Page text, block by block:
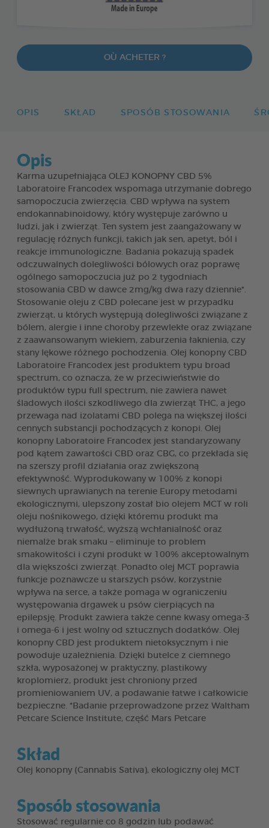
OÙ ACHETER ?
OPIS SKŁAD SPOSÓB STOSOWANIA
Opis
Karma uzupełniająca OLEJ KONOPNY CBD 5%
Laboratoire Francodex wspomaga utrzymanie dobrego
samopoczucia zwierzęcia. CBD wpływa na system
endokannabinoidowy, który występuje zarówno u
ludzi, jak i zwierząt. Ten system jest zaangażowany w
regulację różnych funkcji, takich jak sen, apetyt, ból i
reakcje immunologiczne. Badania pokazują spadek
odczuwalnych dolegliwości bólowych oraz poprawę
ogólnego samopoczucia już po 2 tygodniach
stosowania CBD w dawce 2mg/kg dwa razy dziennie*.
Stosowanie oleju z CBD polecane jest w przypadku
zwierząt, u których występują dolegliwości związane z
bólem, alergie i inne choroby przewlekłe oraz związane
z zaawansowanym wiekiem, zaburzenia łaknienia, czy
stany lękowe różnego pochodzenia. Olej konopny CBD
Laboratoire Francodex jest produktem typu broad
spectrum, co oznacza, że w przeciwieństwie do
produktów typu full spectrum, nie zawiera nawet
śladowych ilości szkodliwego dla zwierząt THC, a jego
przewaga nad izolatami CBD polega na większej ilości
cennych substancji pochodzących z konopi. Olej
konopny Laboratoire Francodex jest standaryzowany
pod kątem zawartości CBD oraz CBG, co przekłada się
na szerszy profil działania oraz zwiększoną
efektywność. Wyprodukowany w 100% z konopi
siewnych uprawianych na terenie Europy metodami
ekologicznymi, ulepszony został bio olejem MCT w roli
oleju nośnikowego, dzięki któremu produkt ma
wydłużoną trwałość, wyższą wchłanialność oraz
niemalże brak smaku – eliminuje to problem
smakowitości i czyni produkt w 100% akceptowalnym
dla większości zwierząt. Ponadto olej MCT poprawia
funkcje poznawcze u starszych psów, korzystnie
wpływa na serce, a także pomaga w ograniczeniu
występowania drgawek u psów cierpiących na
epilepsję. Produkt zawiera także cenne kwasy omega-3
i omega-6 i jest wolny od sztucznych dodatków. Olej
konopny CBD jest produktem nietoksycznym i nie
powoduje uzależnienia. Dzięki butelce z ciemnego
szkła, wyposażonej w praktyczny, plastikowy
kroplomierz, produkt jest chroniony przed
promieniowaniem UV, a podawanie łatwe i całkowicie
bezpieczne. *Badanie przeprowadzone przez Waltham
Petcare Science Institute, część Mars Petcare
Skład
Olej konopny (Cannabis Sativa), ekologiczny olej MCT
Sposób stosowania
Stosować regularnie co 8 godzin lub podawać